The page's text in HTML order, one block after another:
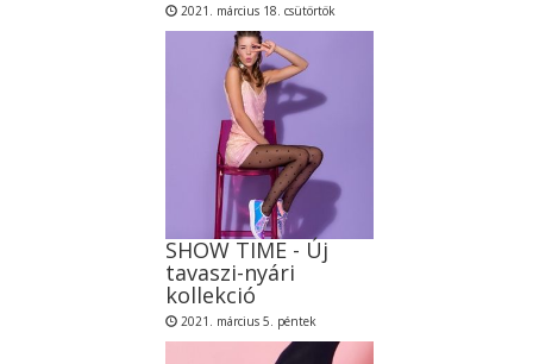
2021. március 18. csütörtök
SHOW TIME - Új
tavaszi-nyári
kollekció
2021. március 5. péntek